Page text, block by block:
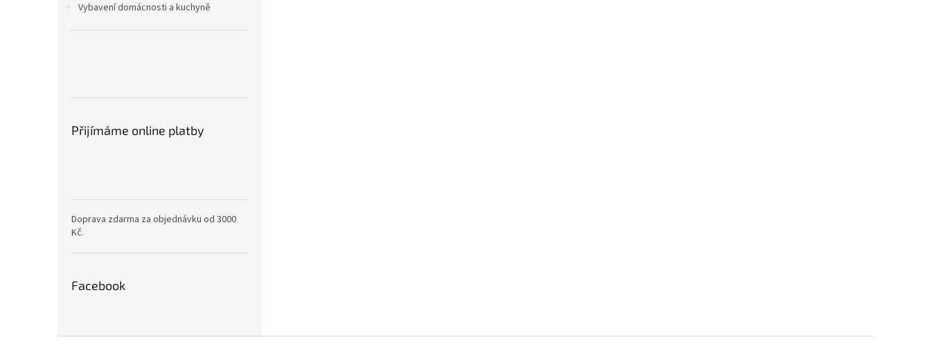
Vybavení domácnosti a kuchyně
Přijímáme online platby
Doprava zdarma za objednávku od 3000
Kč.
Facebook